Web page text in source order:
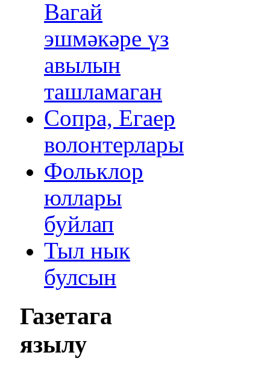
Вагай
эшмәкәре үз
авылын
ташламаган
Сопра, Егаер
волонтерлары
Фольклор
юллары
буйлап
Тыл нык
булсын
Газетага
язылу